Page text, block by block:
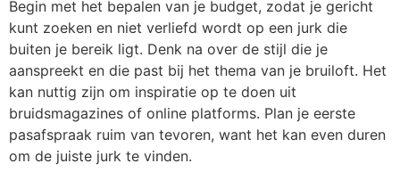
Begin met het bepalen van je budget, zodat je gericht
kunt zoeken en niet verliefd wordt op een jurk die
buiten je bereik ligt. Denk na over de stijl die je
aanspreekt en die past bij het thema van je bruiloft. Het
kan nuttig zijn om inspiratie op te doen uit
bruidsmagazines of online platforms. Plan je eerste
pasafspraak ruim van tevoren, want het kan even duren
om de juiste jurk te vinden.